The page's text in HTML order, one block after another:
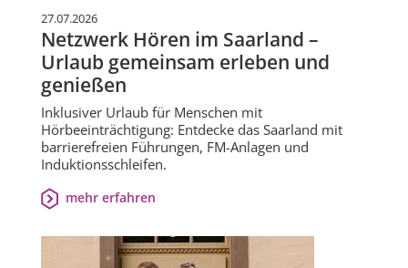
27.07.2026
Netzwerk Hören im Saarland –
Urlaub gemeinsam erleben und
genießen
Inklusiver Urlaub für Menschen mit
Hörbeeinträchtigung: Entdecke das Saarland mit
barrierefreien Führungen, FM-Anlagen und
Induktionsschleifen.
mehr erfahren